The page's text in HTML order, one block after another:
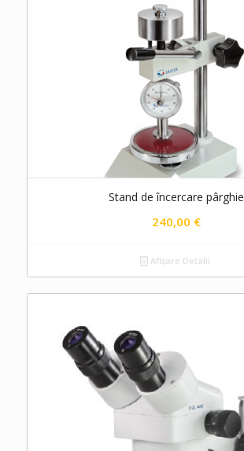
Stand de încercare pârghie
240,00 €
Afișare Detalii